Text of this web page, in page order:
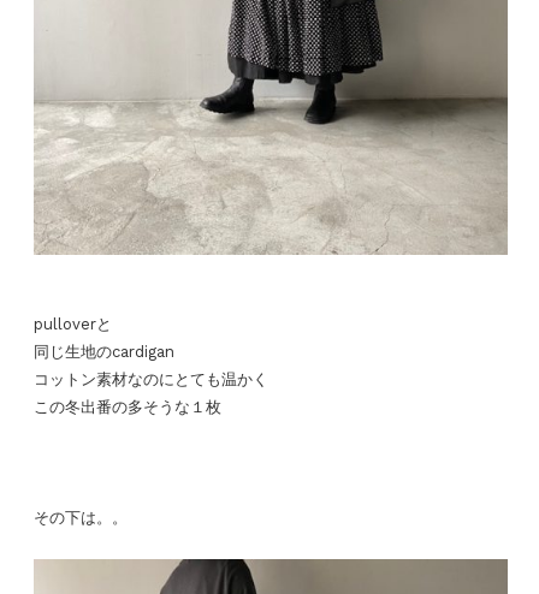
pulloverと
同じ生地のcardigan
コットン素材なのにとても温かく
この冬出番の多そうな１枚
その下は。。